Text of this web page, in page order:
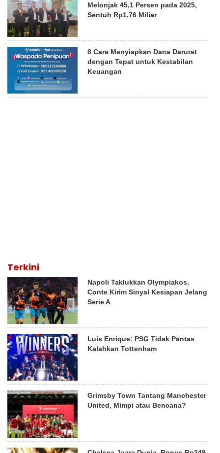
Melonjak 45,1 Persen pada 2025,
Sentuh Rp1,76 Miliar
8 Cara Menyiapkan Dana Darurat
dengan Tepat untuk Kestabilan
Keuangan
Terkini
Napoli Taklukkan Olympiakos,
Conte Kirim Sinyal Kesiapan Jelang
Serie A
Luis Enrique: PSG Tidak Pantas
Kalahkan Tottenham
Grimsby Town Tantang Manchester
United, Mimpi atau Bencana?